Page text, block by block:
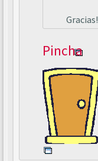
Gracias!
Pincha